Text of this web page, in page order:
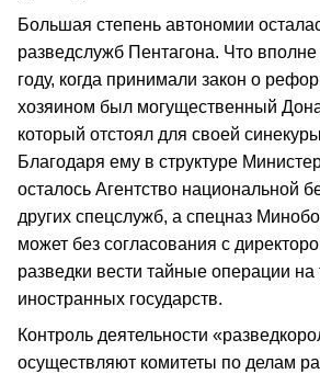
Большая степень автономии
разведслужб Пентагона. Что
году, когда принимали закон о
хозяином был могущественный
который отстоял для своей
Благодаря ему в структуре
осталось Агентство национальной
других спецслужб, а спецназ
может без согласования с
разведки вести тайные операции на
иностранных государств.
Контроль деятельности
осуществляют комитеты по делам